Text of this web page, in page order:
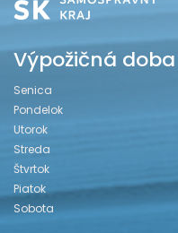
Výpožičná doba
Senica
Pondelok
Utorok
Streda
Štvrtok
Piatok
Sobota